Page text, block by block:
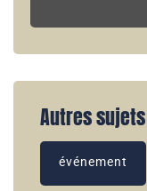
Autres sujets
événement